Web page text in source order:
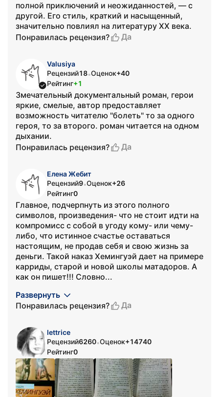
полной приключений и неожиданностей, — с
другой. Его стиль, краткий и насыщенный,
значительно повлиял на литературу XX века.
Понравилась рецензия?
Да
Valusiya
Рецензий18•Оценок+40
Рейтинг+1
Змечательный документальный роман, герои
яркие, смелые, автор предоставляет
возможность читателю "болеть" то за одного
героя, то за второго. роман читается на одном
дыхании.
Понравилась рецензия?
Да
Елена Жебит
Рецензий9•Оценок+26
Рейтинг0
Главное, подчерпнуть из этого полного
символов, произведения- что не стоит идти на
компромисс с собой в угоду кому- или чему-
либо, что истинное счастье оставаться
настоящим, не продав себя и свою жизнь за
деньги. Такой наказ Хемингуэй дает на примере
карриды, старой и новой школы матадоров. А
как он пишет!!! Словно...
Развернуть
Понравилась рецензия?
Да
lettrice
Рецензий6260•Оценок+14740
Рейтинг0